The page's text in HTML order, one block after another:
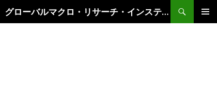
グローバルマクロ・リサーチ・インスティテュート
索